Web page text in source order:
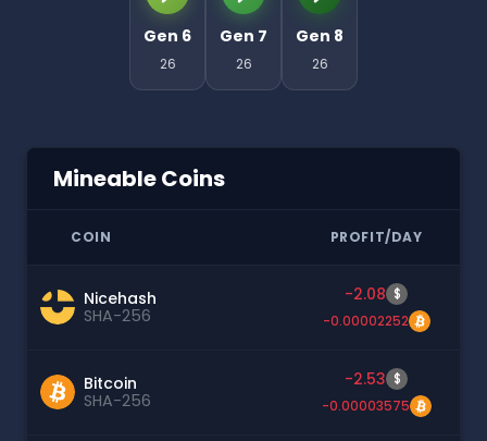
Gen 6
26
Gen 7
26
Gen 8
26
Mineable Coins
COIN PROFIT/DAY
Nicehash
SHA-256
-2.08 $
-0.00002252
Bitcoin
SHA-256
-2.53 $
-0.00003575